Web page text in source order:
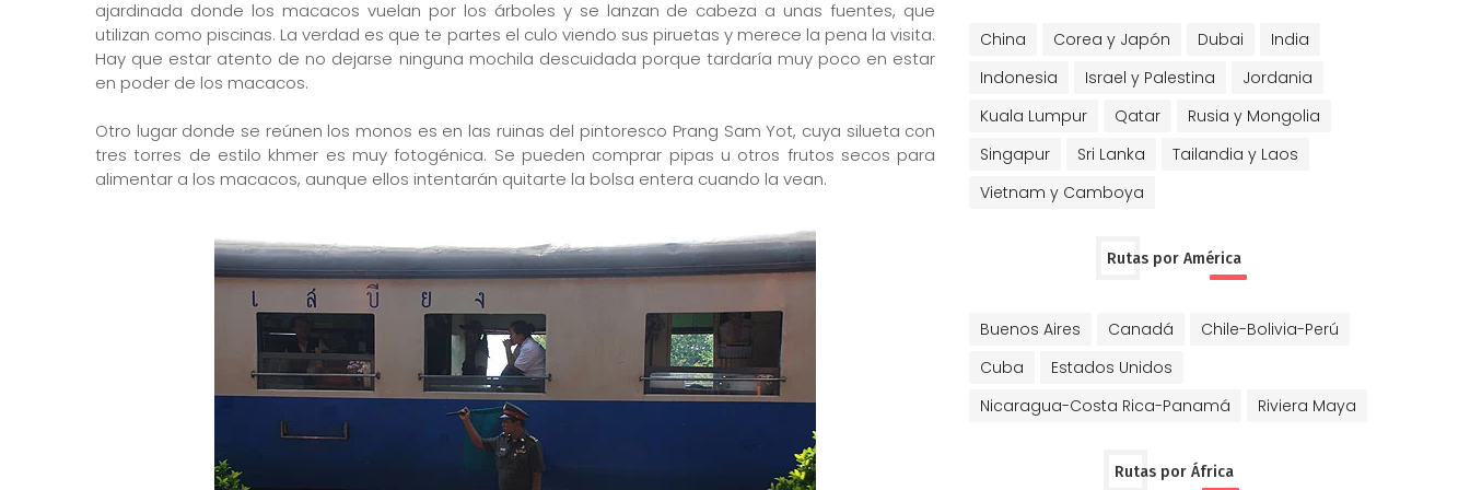
ajardinada donde los macacos vuelan por los árboles y se lanzan de cabeza a unas fuentes, que
utilizan como piscinas. La verdad es que te partes el culo viendo sus piruetas y merece la pena la visita.
Hay que estar atento de no dejarse ninguna mochila descuidada porque tardaría muy poco en estar
en poder de los macacos.
Otro lugar donde se reúnen los monos es en las ruinas del pintoresco Prang Sam Yot, cuya silueta con
tres torres de estilo khmer es muy fotogénica. Se pueden comprar pipas u otros frutos secos para
alimentar a los macacos, aunque ellos intentarán quitarte la bolsa entera cuando la vean.
China Corea y Japón Dubai
India
Indonesia
Israel y Palestina
Jordania
Kuala Lumpur
Qatar
Rusia y Mongolia
Singapur
Sri Lanka
Tailandia y Laos
Vietnam y Camboya
Rutas por América
Buenos Aires Canadá
Chile-Bolivia-Perú
Cuba
Estados Unidos
Nicaragua-Costa Rica-Panamá
Riviera Maya
Rutas por África